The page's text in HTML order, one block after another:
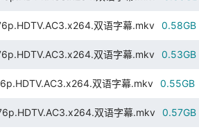
双语字幕.mkv 0.58GB
双语字幕.mkv 0.53GB
双语字幕.mkv 0.55GB
双语字幕.mkv 0.57GB